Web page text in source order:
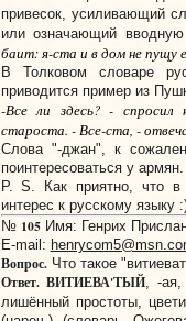
привесок, усиливающий
или означающий
баит: я-ста и в дом не пущу
В Толковом словаре
приводится пример из
-Все ли здесь? - спросил
староста. - Все-ста, -
Слова "-джан", к
поинтересоваться у армян.
P. S. Как приятно, что в
интерес к русскому языку
№ 105Имя: Генрих
E-mail:
Вопрос.Что такое
Ответ. ВИТИЕВА'ТЫЙ, -ая,
лишённый простоты,